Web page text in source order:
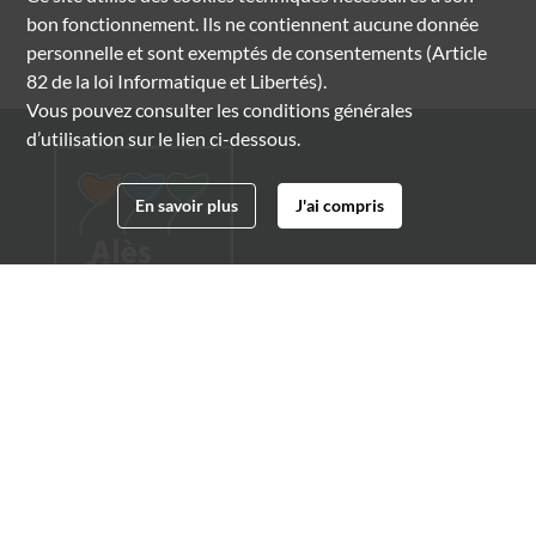
bon fonctionnement. Ils ne contiennent aucune donnée
personnelle et sont exemptés de consentements (Article
82 de la loi Informatique et Libertés).
Vous pouvez consulter les conditions générales
d’utilisation sur le lien ci-dessous.
En savoir plus J'ai compris